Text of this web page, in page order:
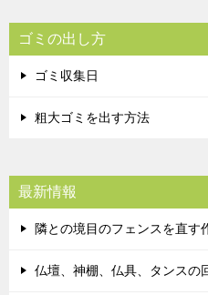
ゴミの出し方
ゴミ収集日
粗大ゴミを出す方法
最新情報
隣との境目のフェンスを直
仏壇、神棚、仏具、タンス